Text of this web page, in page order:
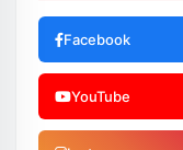
Facebook
YouTube